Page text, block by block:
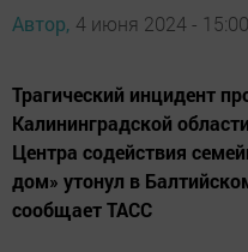
Автор, 4 июня 2024 - 15:00
Трагический инцидент
Калининградской
Центра содействия
дом» утонул в
сообщает ТАСС